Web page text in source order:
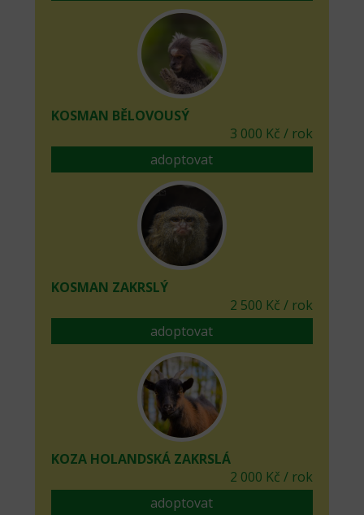
KOSMAN BĚLOVOUSÝ
3 000 Kč / rok
adoptovat
KOSMAN ZAKRSLÝ
2 500 Kč / rok
adoptovat
KOZA HOLANDSKÁ ZAKRSLÁ
2 000 Kč / rok
adoptovat